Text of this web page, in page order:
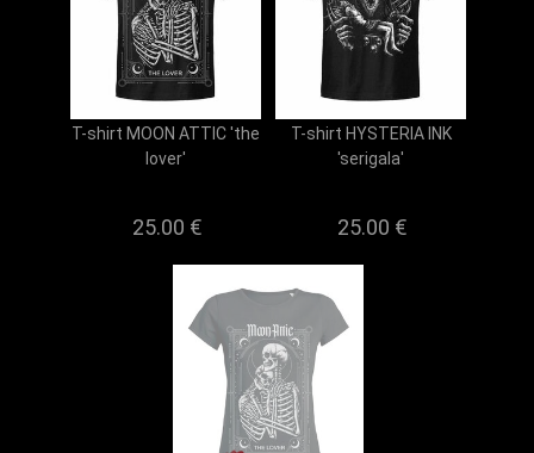
T-shirt MOON ATTIC 'the
lover'
25.00 €
T-shirt HYSTERIA INK
'serigala'
25.00 €